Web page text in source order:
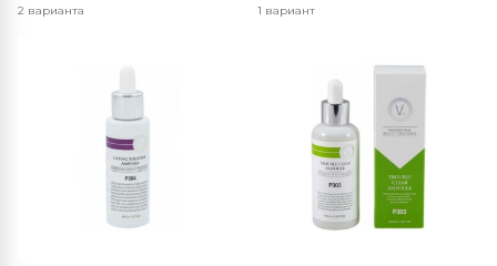
2 варианта 1 вариант